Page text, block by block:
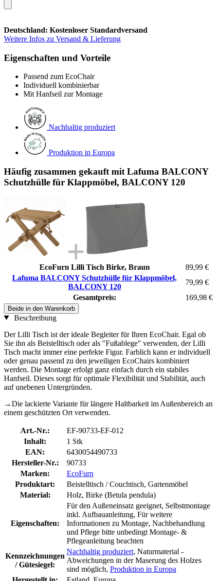
Deutschland: Kostenloser Standardversand
Weitere Infos zu Versand & Lieferung
Eigenschaften und Vorteile
Passend zum EcoChair
Individuell kombinierbar
Mit Hanfseil zur Montage
Nachhaltig produziert
Produktion in Europa
Häufig zusammen gekauft mit Lafuma BALCONY
Schutzhülle für Klappmöbel, BALCONY 120
EcoFurn Lilli Tisch Birke, Braun
89,99 €
Lafuma BALCONY Schutzhülle für Klappmöbel,
BALCONY 120
79,99 €
Gesamtpreis:
169,98 €
Beide in den Warenkorb
Beschreibung
Der Lilli Tisch ist der ideale Begleiter für Ihren EcoChair. Egal ob
Sie ihn als Beistelltisch oder als "Fußablege" verwenden, der Lilli
Tisch macht immer eine perfekte Figur. Farblich kann er individuell
oder genau passend zu den jeweiligen EcoChairs kombiniert
werden. Die Montage erfolgt ganz einfach durch ein stabiles
Hanfseil. Dieses sorgt für optimale Flexibilität und Stabilität, auch
auf unebenen Untergründen.
→Die lackierte Variante für längere Haltbarkeit im Außenbereich an
einem geschützten Ort verwenden.
Art.-Nr.:
EF-90733-EF-012
Inhalt:
1 Stk
EAN:
6430054490733
Hersteller-Nr.:
90733
Marken:
EcoFurn
Produktart:
Beistelltisch / Couchtisch, Gartenmöbel
Material:
Holz, Birke (Betula pendula)
Eigenschaften:
Für den Außeneinsatz geeignet, Selbstmontage
inkl. Aufbauanleitung, Für weitere
Informationen zu Montage, Nachbehandlung
und Pflege bitte unbedingt Montage- &
Pflegeanleitung beachten
Kennzeichnungen
/ Gütesiegel:
Nachhaltig produziert, Naturmaterial -
Abweichungen in der Maserung des Holzes
sind möglich, Produktion in Europa